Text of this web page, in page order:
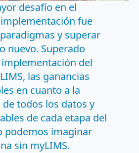
desafío en el
fue
y superar
nuevo. Superado
del
las ganancias
en cuanto a la
todos los datos y
de cada etapa del
podemos imaginar
sin myLIMS.